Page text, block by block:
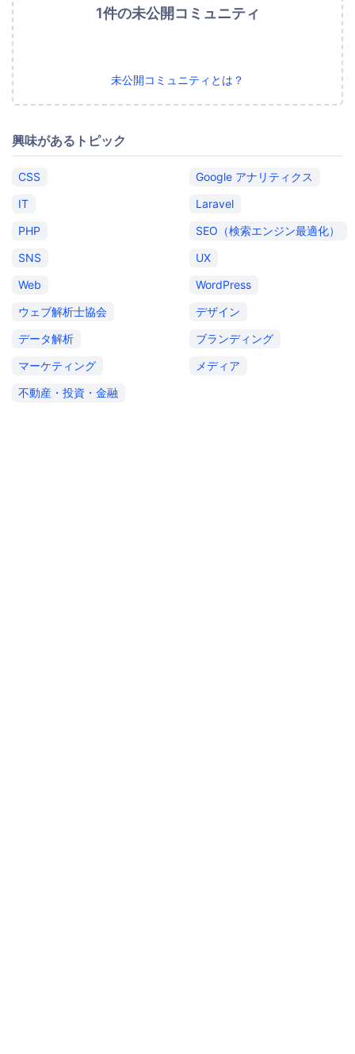
1件の未公開コミュニティ
未公開コミュニティとは？
興味があるトピック
CSS
Google アナリティクス
IT
Laravel
PHP
SEO（検索エンジン最適化）
SNS
UX
Web
WordPress
ウェブ解析士協会
デザイン
データ解析
ブランディング
マーケティング
メディア
不動産・投資・金融